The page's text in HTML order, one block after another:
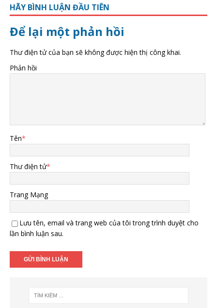
HÃY BÌNH LUẬN ĐẦU TIÊN
Để lại một phản hồi
Thư điện tử của bạn sẽ không được hiện thị công khai.
Phản hồi
Tên*
Thư điện tử*
Trang Mạng
Lưu tên, email và trang web của tôi trong trình duyệt cho
lần bình luận sau.